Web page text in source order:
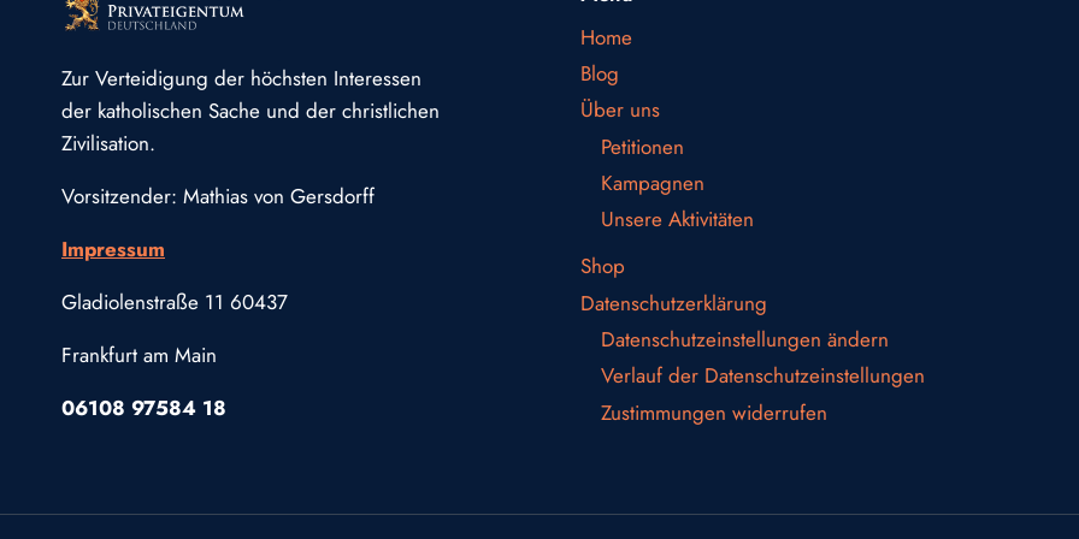
Zur Verteidigung der höchsten Interessen
der katholischen Sache und der christlichen
Zivilisation.
Vorsitzender: Mathias von Gersdorff
Impressum
Gladiolenstraße 11 60437
Frankfurt am Main
06108 97584 18
Home
Blog
Über uns
Petitionen
Kampagnen
Unsere Aktivitäten
Shop
Datenschutzerklärung
Datenschutzeinstellungen ändern
Verlauf der Datenschutzeinstellungen
Zustimmungen widerrufen